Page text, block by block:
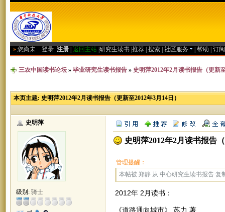
» 您尚未 登录 注册 返回主站 研究生读书 推荐 搜索 社区服务 帮助 订
三农中国读书论坛 » 毕业研究生读书报告 » 史明萍2012年2月读书报告（更新
本页主题: 史明萍2012年2月读书报告（更新至2012年3月14日）
史明萍
级别: 骑士
史明萍2012年2月读书报告
管理提醒：
本帖被 郑静 从 中心研究生读书报告 复
2012年 2月读书：
《道路通向城市》 苏力 著